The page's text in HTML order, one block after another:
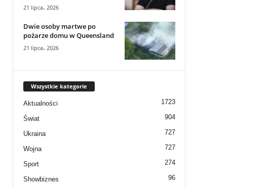
21 lipca، 2026
Dwie osoby martwe po
pożarze domu w Queensland
21 lipca، 2026
Wszystkie kategorie
Aktualności 1723
Świat 904
Ukraina 727
Wojna 727
Sport 274
Showbiznes 96